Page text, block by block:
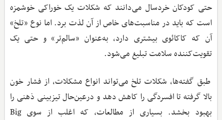
حتی کودکان خردسال می‌دانند که شکلات یک خوراکی خوشمزه
است که باید در مناسبت‌های خاص از آن لذت برد. اما نوع «تلخ»
آن که کاکائوی بیشتری دارد، به‌عنوان «سالم‌تر» و حتی یک
تقویت‌کننده سلامت تبلیغ می‌شود.
طبق گفته‌ها، شکلات تلخ می‌تواند انواع مشکلات، از فشار خون
بالا گرفته تا افسردگی را کاهش دهد و درعین‌حال تیزبینی ذهنی را
بهبود بخشد. بسیاری از مطالعات، که اغلب از سوی Big